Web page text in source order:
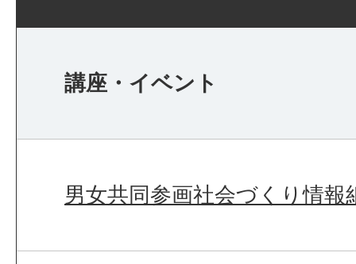
講座・イベント
男女共同参画社会づくり情報